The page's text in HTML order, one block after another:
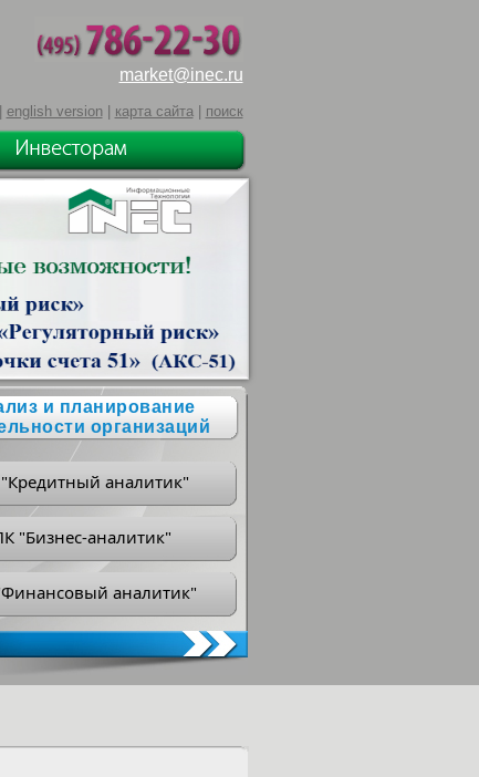
market@inec.ru
english version| карта сайта| поиск
и планирование
организаций
аналитик"
"Бизнес-аналитик"
аналитик"